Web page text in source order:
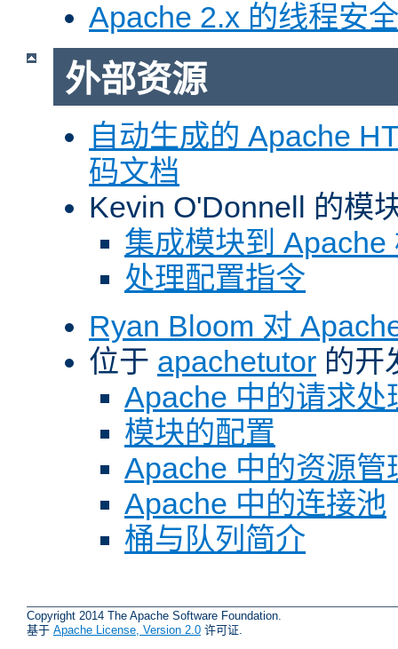
Apache 2.x 的线程安
外部资源
自动生成的 Apache
码文档
Kevin O'Donnell 的模
集成模块到 Apache
处理配置指令
Ryan Bloom 对
位于 apachetutor 的开
Apache 中的请求处
模块的配置
Apache 中的资源管
Apache 中的连接池
桶与队列简介
Copyright 2014 The Apache Software Foundation.
基于 Apache License, Version 2.0 许可证.